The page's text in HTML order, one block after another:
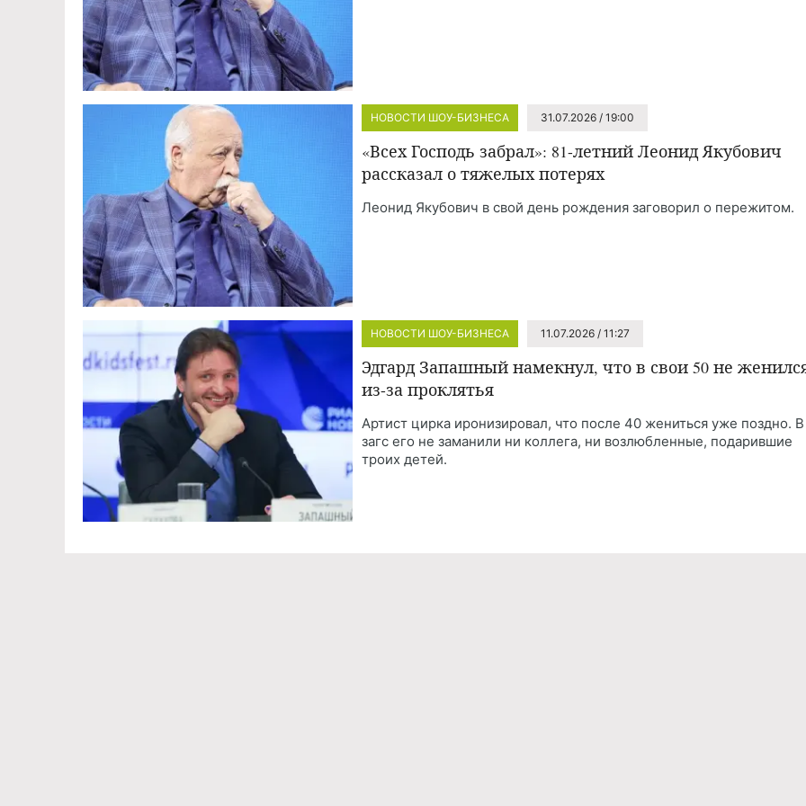
НОВОСТИ ШОУ-БИЗНЕСА 31.07.2026 / 19:00
«Всех Господь забрал»: 81-летний Леонид Якубович
рассказал о тяжелых потерях
Леонид Якубович в свой день рождения заговорил о пережитом.
НОВОСТИ ШОУ-БИЗНЕСА 11.07.2026 / 11:27
Эдгард Запашный намекнул, что в свои 50 не
из-за проклятья
Артист цирка иронизировал, что после 40 жениться уже поздно. В
загс его не заманили ни коллега, ни возлюбленные, подарившие
троих детей.